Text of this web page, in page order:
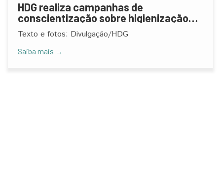
HDG realiza campanhas de
conscientização sobre higienização
das mãos
Texto e fotos: Divulgação/HDG
Saiba mais →